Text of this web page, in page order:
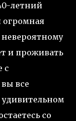
летний
огромная
невероятному
и проживать
с
все
со